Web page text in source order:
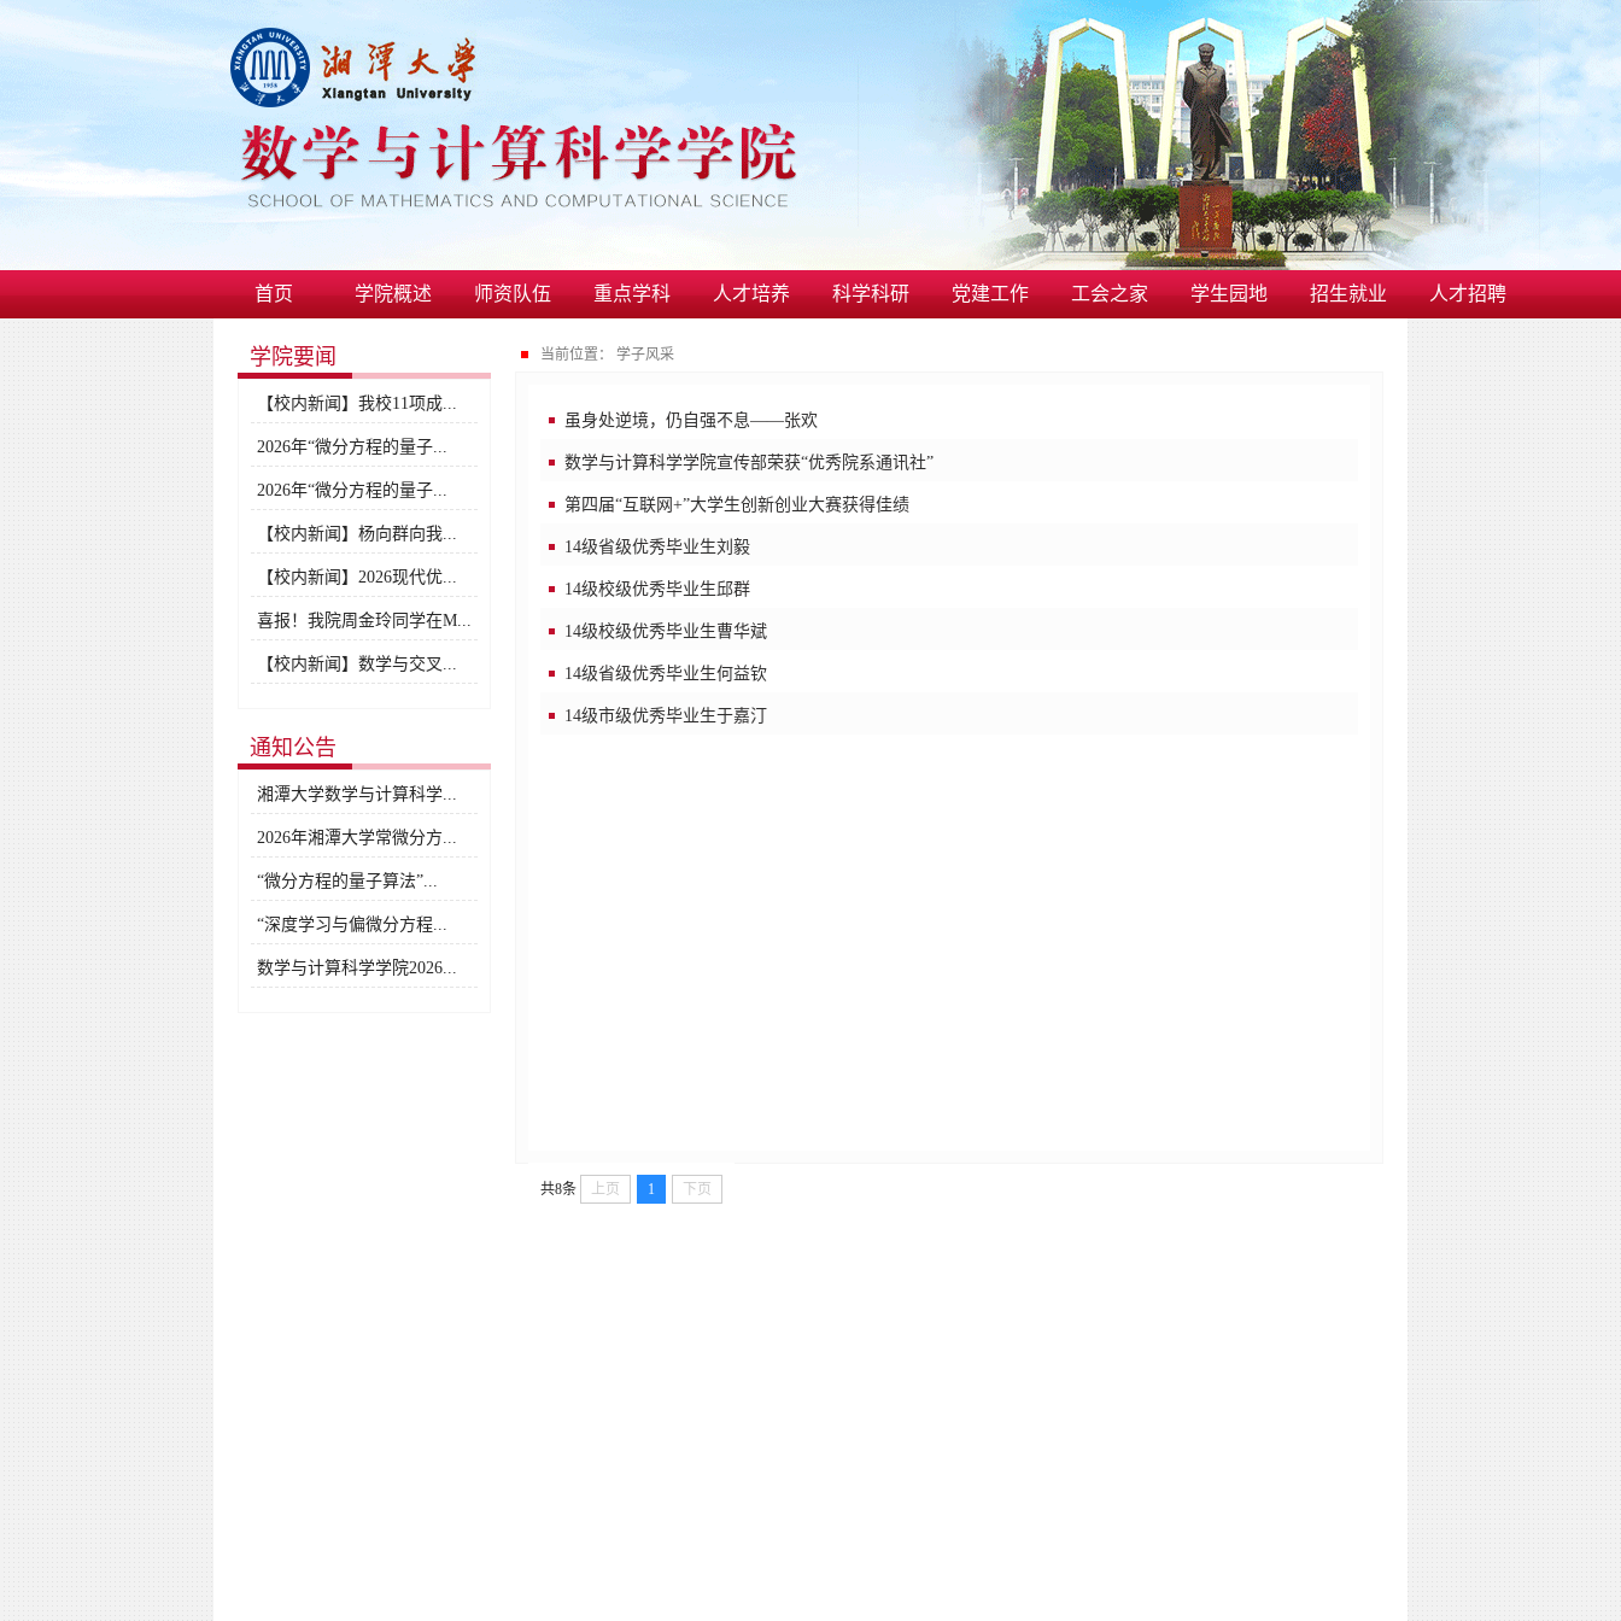
首页 学院概述 师资队伍 重点学科 人才培养 科学科研 党建工作 工会之家 学生园地 招生就业 人才招聘
学院要闻
【校内新闻】我校11项成...
2026年“微分方程的量子...
2026年“微分方程的量子...
【校内新闻】杨向群向我...
【校内新闻】2026现代优...
喜报！我院周金玲同学在M...
【校内新闻】数学与交叉...
通知公告
湘潭大学数学与计算科学...
2026年湘潭大学常微分方...
“微分方程的量子算法”...
“深度学习与偏微分方程...
数学与计算科学学院2026...
当前位置： 学子风采
虽身处逆境，仍自强不息——张欢
数学与计算科学学院宣传部荣获“优秀院系通讯社”
第四届“互联网+”大学生创新创业大赛获得佳绩
14级省级优秀毕业生刘毅
14级校级优秀毕业生邱群
14级校级优秀毕业生曹华斌
14级省级优秀毕业生何益钦
14级市级优秀毕业生于嘉汀
共8条 上页 1 下页